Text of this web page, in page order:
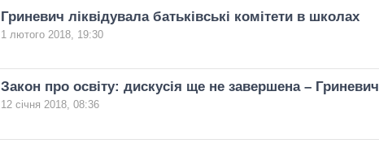
Гриневич ліквідувала батьківські комітети в школах
1 лютого 2018, 19:30
Закон про освіту: дискусія ще не завершена – Гриневич
12 січня 2018, 08:36